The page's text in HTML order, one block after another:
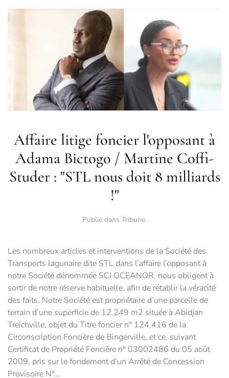
Affaire litige foncier l'opposant à
Adama Bictogo / Martine Coffi-
Studer : "STL nous doit 8 milliards
!"
Publié dans Tribune.
Les nombreux articles et interventions de la Société des
Transports lagunaire dite STL dans l’affaire l’opposant à
notre Société dénommée SCI OCEANOR, nous obligent à
sortir de notre réserve habituelle, afin de rétablir la véracité
des faits. Notre Société est propriétaire d’une parcelle de
terrain d’une superficie de 12.249 m2 située à Abidjan
Treichville, objet du Titre foncier n° 124.416 de la
Circonscription Foncière de Bingerville, et ce, suivant
Certificat de Propriété Foncière n° 03002486 du 05 août
2009, pris sur le fondement d’un Arrêté de Concession
Provisoire N°...